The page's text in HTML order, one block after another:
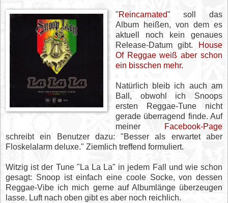
"Reincarnated" soll das
Album heißen, von dem es
aktuell noch kein genaues
Release-Datum gibt.
House
Of Reggae weiß aber schon
ein bisschen mehr.
Natürlich bleib ich auch am
Ball, obwohl ich Snoops
ersten Reggae-Tune nicht
gerade überragend finde. Auf
meiner
Facebook-Page
schreibt ein Benutzer dazu: "Besser als erwartet aber
Floskelalarm deluxe." Ziemlich treffend formuliert.
Witzig ist der Tune "La La La" in jedem Fall und wie schon
gesagt: Snoop ist einfach eine coole Socke, von dessen
Reggae-Vibe ich mich gerne auf Albumlänge überzeugen
lasse. Luft nach oben gibt es aber noch reichlich.